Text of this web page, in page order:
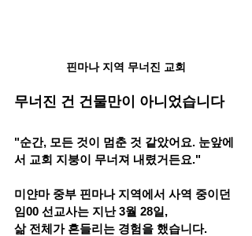
핀마나 지역 무너진 교회
무너진 건 건물만이 아니었습니다
"순간, 모든 것이 멈춘 것 같았어요. 눈앞에
서 교회 지붕이 무너져 내렸거든요."
미얀마 중부 핀마나 지역에서 사역 중이던
임00 선교사는 지난 3월 28일,
삶 전체가 흔들리는 경험을 했습니다.